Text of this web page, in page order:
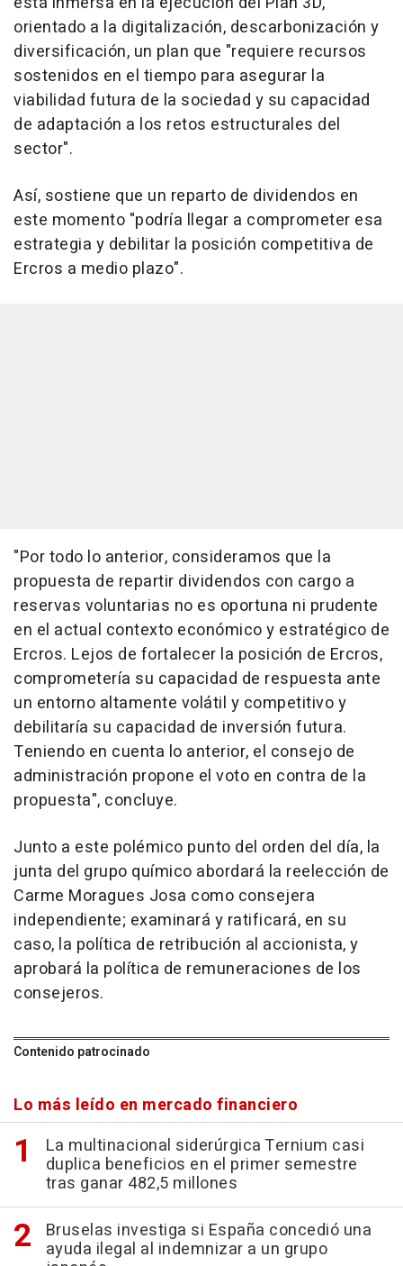
orientado a la digitalización, descarbonización y
diversificación, un plan que "requiere recursos
sostenidos en el tiempo para asegurar la
viabilidad futura de la sociedad y su capacidad
de adaptación a los retos estructurales del
sector".
Así, sostiene que un reparto de dividendos en
este momento "podría llegar a comprometer esa
estrategia y debilitar la posición competitiva de
Ercros a medio plazo".
"Por todo lo anterior, consideramos que la
propuesta de repartir dividendos con cargo a
reservas voluntarias no es oportuna ni prudente
en el actual contexto económico y estratégico de
Ercros. Lejos de fortalecer la posición de Ercros,
comprometería su capacidad de respuesta ante
un entorno altamente volátil y competitivo y
debilitaría su capacidad de inversión futura.
Teniendo en cuenta lo anterior, el consejo de
administración propone el voto en contra de la
propuesta", concluye.
Junto a este polémico punto del orden del día, la
junta del grupo químico abordará la reelección de
Carme Moragues Josa como consejera
independiente; examinará y ratificará, en su
caso, la política de retribución al accionista, y
aprobará la política de remuneraciones de los
consejeros.
Contenido patrocinado
Lo más leído en mercado financiero
La multinacional siderúrgica Ternium casi
duplica beneficios en el primer semestre
tras ganar 482,5 millones
Bruselas investiga si España concedió una
ayuda ilegal al indemnizar a un grupo